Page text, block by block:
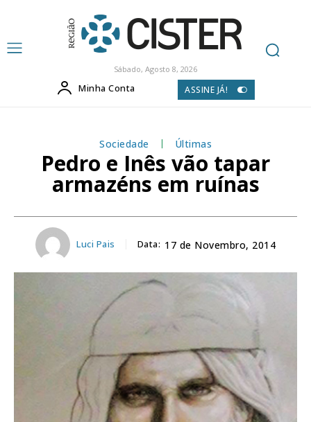
Sábado, Agosto 8, 2026
Minha Conta ASSINE JÁ!
Sociedade Últimas
Pedro e Inês vão tapar
armazéns em ruínas
Luci Pais Data: 17 de Novembro, 2014